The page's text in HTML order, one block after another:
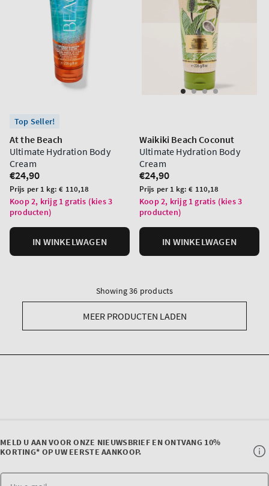
Top Seller!
At the Beach
Ultimate Hydration Body
Cream
Normale
prijs
€24,90
Prijs
per
eenheid
Prijs per 1 kg:€ 110,18
Koop 2, krijg 1 gratis (kies 3
producten)
IN WINKELWAGEN
Waikiki Beach Coconut
Ultimate Hydration Body
Cream
Normale
prijs
€24,90
Prijs
per
eenheid
Prijs per 1 kg:€ 110,18
Koop 2, krijg 1 gratis (kies 3
producten)
IN WINKELWAGEN
Showing 36 products
MEER PRODUCTEN LADEN
MELD U AAN VOOR ONZE NIEUWSBRIEF EN ONTVANG 10%
KORTING* OP UW EERSTE AANKOOP.